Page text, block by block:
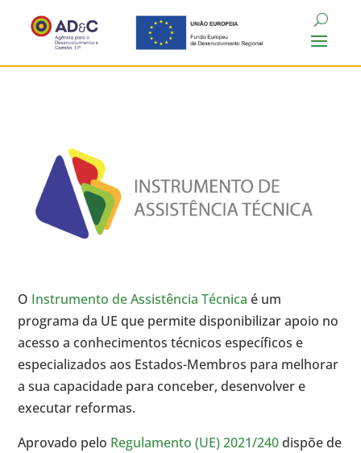
O Instrumento de Assistência Técnica é um
programa da UE que permite disponibilizar apoio no
acesso a conhecimentos técnicos específicos e
especializados aos Estados-Membros para melhorar
a sua capacidade para conceber, desenvolver e
executar reformas.
Aprovado pelo Regulamento (UE) 2021/240dispõe de